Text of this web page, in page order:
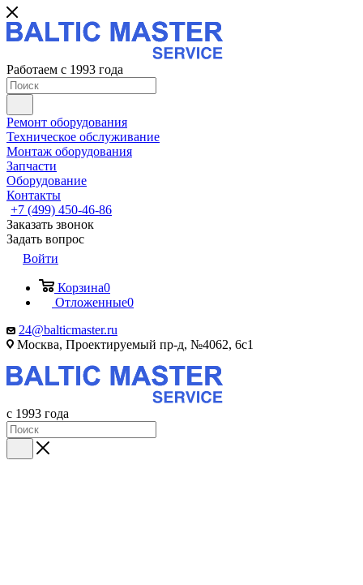
Работаем с 1993 года
Ремонт оборудования
Техническое обслуживание
Монтаж оборудования
Запчасти
Оборудование
Контакты
+7 (499) 450-46-86
Заказать звонок
Задать вопрос
Войти
Корзина0
Отложенные0
24@balticmaster.ru
Москва, Проектируемый пр-д, №4062, 6с1
с 1993 года